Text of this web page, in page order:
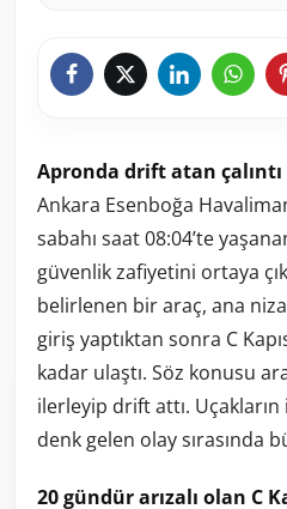
Apronda driftatan çalıntı
Ankara Esenboğa
sabahı saat08:04’te
güvenlikzafiyetini ortaya
belirlenen biraraç, ana
giriş yaptıktan sonra C
kadar ulaştı. Söz konusu
ilerleyip driftattı. Uçakların
denk gelen olaysırasında
20gündürarızalı olan C